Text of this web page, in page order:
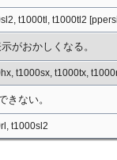
t1000tl, t1000tl2
がおかしくなる。
t1000sx, t1000tx,
きない。
t1000sl2